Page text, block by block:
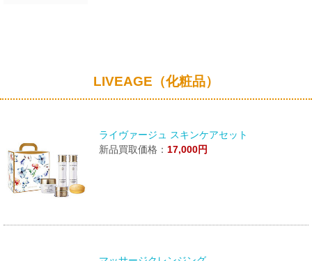
LIVEAGE（化粧品）
ライヴァージュ スキンケアセット
新品買取価格：17,000円